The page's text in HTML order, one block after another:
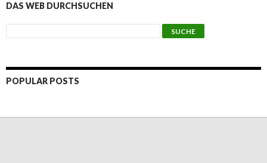
DAS WEB DURCHSUCHEN
POPULAR POSTS